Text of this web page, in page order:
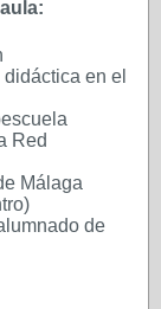
en el
Red
Málaga
de